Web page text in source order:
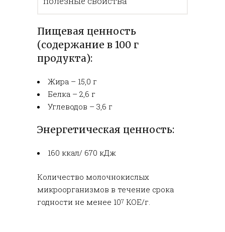
Пищевая ценность
(содержание в 100 г
продукта):
Жира – 15,0 г
Белка – 2,6 г
Углеводов – 3,6 г
Энергетическая ценность:
160 ккал/ 670 кДж
Количество молочнокислых
микроорганизмов в течение срока
годности не менее 107 КОЕ/г.